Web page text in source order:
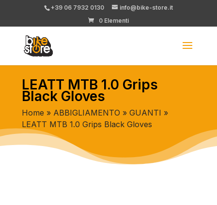
+39 06 7932 0130
info@bike-store.it
0 Elementi
LEATT MTB 1.0 Grips
Black Gloves
Home » ABBIGLIAMENTO » GUANTI »
LEATT MTB 1.0 Grips Black Gloves